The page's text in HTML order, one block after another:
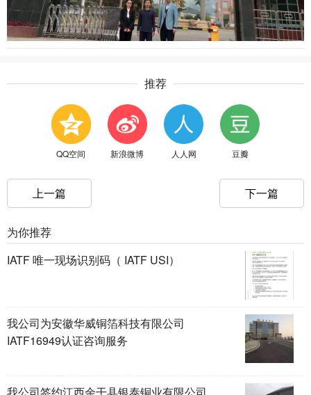
推荐
QQ空间 新浪微博 人人网 豆瓣
上一篇 下一篇
为你推荐
IATF 唯一现场识别码（ IATF USI）
我公司为安徽华威铜箔科技有限公司
IATF16949认证咨询服务